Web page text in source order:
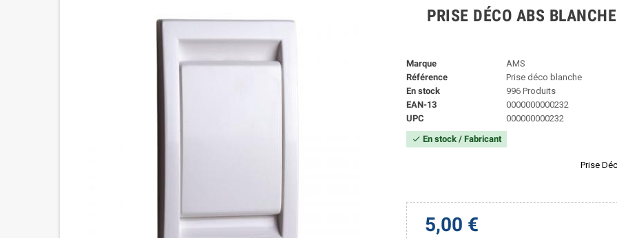
PRISE DÉCO ABS BLANCHE
Marque
AMS
Référence
Prise déco blanche
En stock
996 Produits
EAN-13
0000000000232
UPC
000000000232
check En stock / Fabricant
Prise
5,00 €